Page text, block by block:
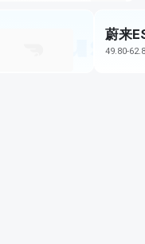
蔚来
49.80-